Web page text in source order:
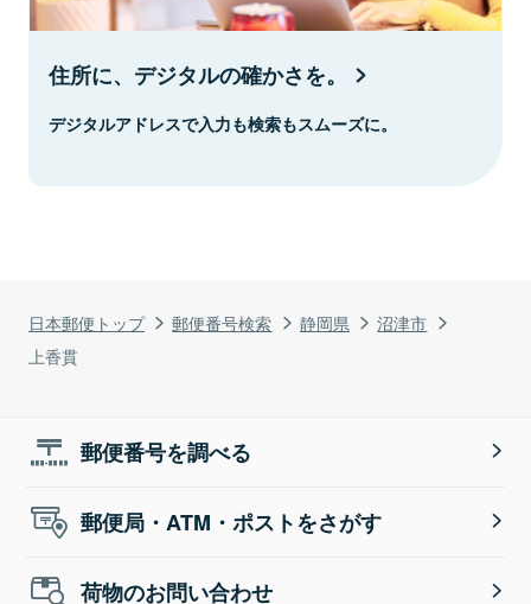
日本郵便トップ 郵便番号検索 静岡県
沼津市
上香貫
住所に、デジタルの確かさを。
デジタルアドレスで入力も検索もスムーズに。
郵便番号を調べる
郵便局・ATM・ポストをさがす
荷物のお問い合わせ